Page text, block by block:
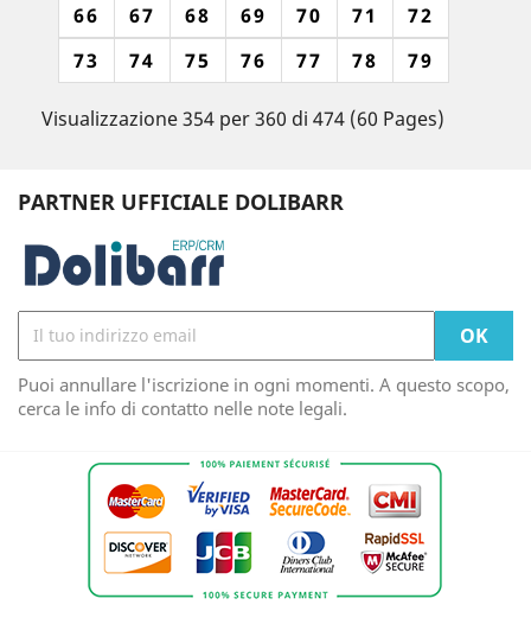
66
67 68 69 70 71
72
73
74 75 76 77 78 79
Visualizzazione 354 per 360 di 474 (60 Pages)
PARTNER UFFICIALE DOLIBARR
Puoi annullare l'iscrizione in ogni momenti. A questo scopo,
cerca le info di contatto nelle note legali.